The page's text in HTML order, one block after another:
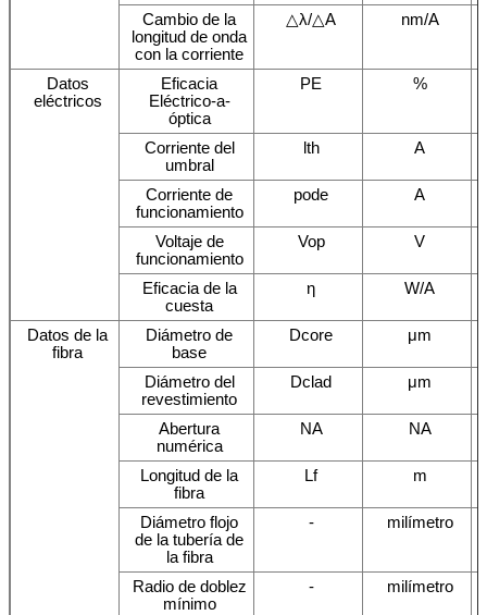
Cambio de la
longitud de onda
con la corriente
△λ/△A nm/A
Datos
eléctricos
Eficacia
Eléctrico-a-
óptica
PE %
Corriente del
umbral
lth A
Corriente de
funcionamiento
pode A
Voltaje de
funcionamiento
Vop V
Eficacia de la
cuesta
η W/A
Datos de la
fibra
Diámetro de
base
Dcore μm
Diámetro del
revestimiento
Dclad μm
Abertura
numérica
NA NA
Longitud de la
fibra
Lf m
Diámetro flojo
de la tubería de
la fibra
- milímetro
Radio de doblez
mínimo
- milímetro